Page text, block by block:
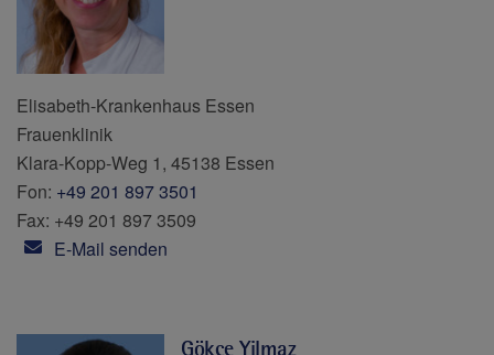
Elisabeth-Krankenhaus Essen
Frauenklinik
Klara-Kopp-Weg 1, 45138 Essen
Fon: +49 201 897 3501
Fax: +49 201 897 3509
E-Mail senden
Gökce Yilmaz